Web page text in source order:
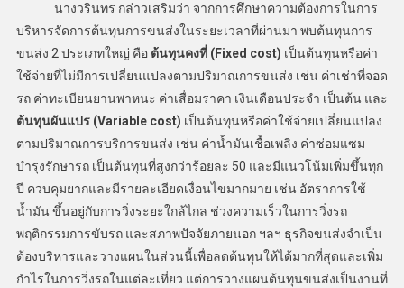
นางวรินทร กล่าวเสริมว่า จากการศึกษาความต้องการในการ
บริหารจัดการต้นทุนการขนส่งในระยะเวลาที่ผ่านมา พบต้นทุนการ
ขนส่ง 2 ประเภทใหญ่ คือ ต้นทุนคงที่ (Fixed cost) เป็นต้นทุนหรือค่า
ใช้จ่ายที่ไม่มีการเปลี่ยนแปลงตามปริมาณการขนส่ง เช่น ค่าเช่าที่จอด
รถ ค่าทะเบียนยานพาหนะ ค่าเสื่อมราคา เงินเดือนประจำ เป็นต้น และ
ต้นทุนผันแปร (Variable cost) เป็นต้นทุนหรือค่าใช้จ่ายเปลี่ยนแปลง
ตามปริมาณการบริการขนส่ง เช่น ค่าน้ำมันเชื้อเพลิง ค่าซ่อมแซม
บำรุงรักษารถ เป็นต้นทุนที่สูงกว่าร้อยละ 50 และมีแนวโน้มเพิ่มขึ้นทุก
ปี ควบคุมยากและมีรายละเอียดเงื่อนไขมากมาย เช่น อัตราการใช้
น้ำมัน ขึ้นอยู่กับการวิ่งระยะใกล้ไกล ช่วงความเร็วในการวิ่งรถ
พฤติกรรมการขับรถ และสภาพปัจจัยภายนอก ฯลฯ ธุรกิจขนส่งจำเป็น
ต้องบริหารและวางแผนในส่วนนี้เพื่อลดต้นทุนให้ได้มากที่สุดและเพิ่ม
กำไรในการวิ่งรถในแต่ละเที่ยว แต่การวางแผนต้นทุนขนส่งเป็นงานที่